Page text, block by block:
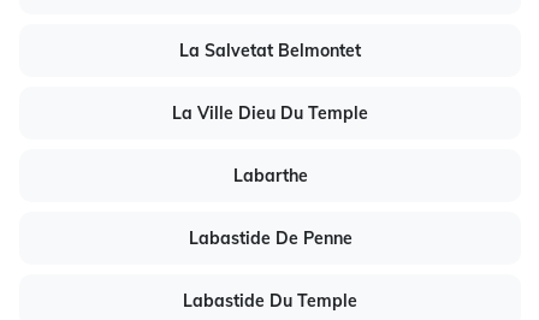
La Salvetat Belmontet
La Ville Dieu Du Temple
Labarthe
Labastide De Penne
Labastide Du Temple